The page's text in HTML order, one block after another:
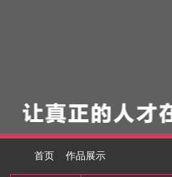
首页 作品展示